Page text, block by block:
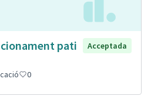
pati
Acceptada
0